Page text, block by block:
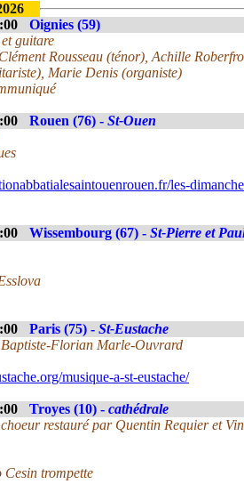
Oignies (59)
guitare
Rousseau (ténor), Achille
Marie Denis (organiste)
Rouen (76) - St-Ouen
les-
Wissembourg (67) - St-Pierre et
Paris (75) - St-Eustache
Florian Marle-Ouvrard
musique-a-st-eustache/
Troyes (10) - cathédrale
restauré par Quentin Requier et
trompette